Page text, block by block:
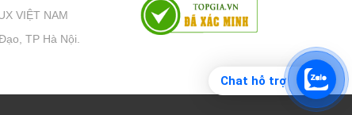
VIỆT NAM
TP Hà Nội.
Chat hỗ trợ